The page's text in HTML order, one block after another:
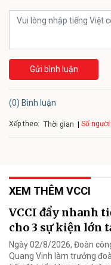
Gửi bình luận
(0) Bình luận
Xếp theo: Thời gian Số
XEM THÊM VCCI
VCCI đẩy nhanh
cho 3 sự kiện lớn
Ngày 02/8/2026, Đoàn
Quang Vinh làm trưởng